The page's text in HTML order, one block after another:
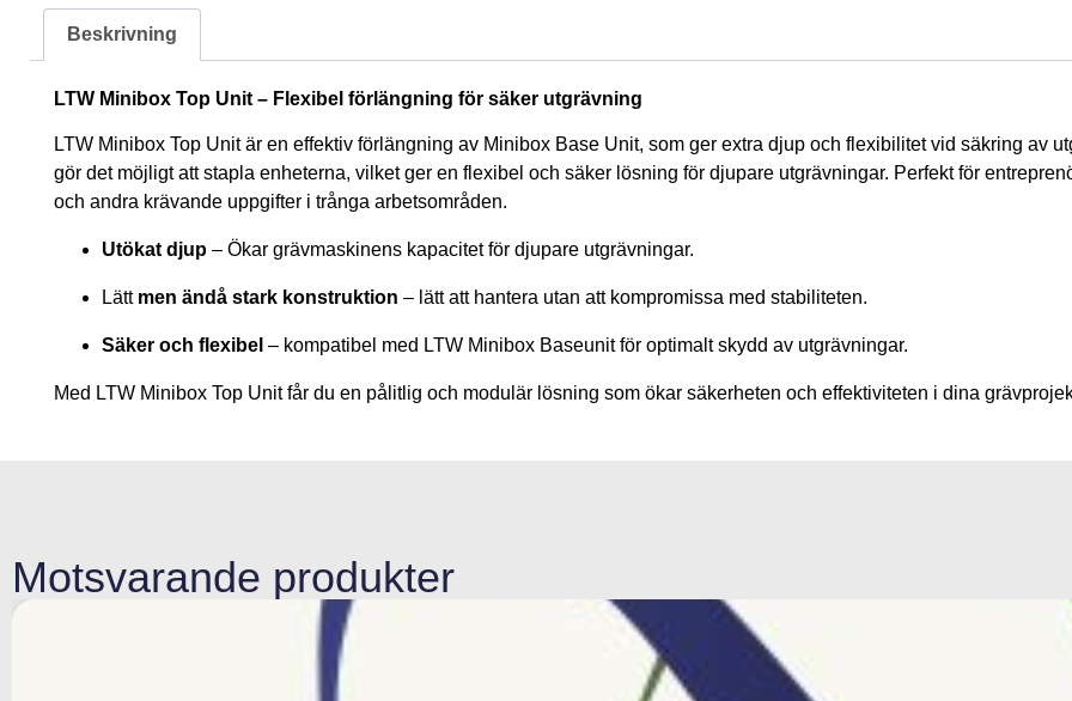
Beskrivning
LTW Minibox Top Unit – Flexibel förlängning för säker utgrävning
LTW Minibox Top Unit är en effektiv förlängning av Minibox Base Unit, som ger extra djup och flexibilitet vid säkring av
gör det möjligt att stapla enheterna, vilket ger en flexibel och säker lösning för djupare utgrävningar. Perfekt för
och andra krävande uppgifter i trånga arbetsområden.
Utökat djup – Ökar grävmaskinens kapacitet för djupare utgrävningar.
Lätt men ändå stark konstruktion – lätt att hantera utan att kompromissa med stabiliteten.
Säker och flexibel – kompatibel med LTW Minibox Baseunit för optimalt skydd av utgrävningar.
Med LTW Minibox Top Unit får du en pålitlig och modulär lösning som ökar säkerheten och effektiviteten i dina
Motsvarande produkter